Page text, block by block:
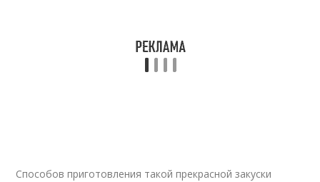
Способов приготовления такой прекрасной закуски